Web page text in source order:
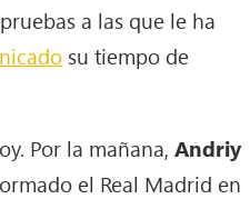
a las que le ha
su tiempo de
Por la mañana,Andriy
el Real Madrid en